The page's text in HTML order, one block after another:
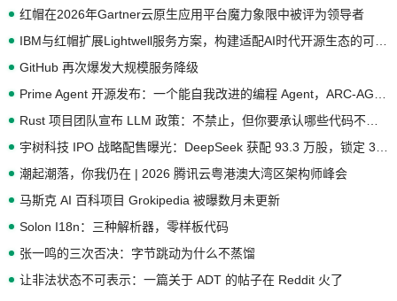
红帽在2026年Gartner云原生应用平台魔力象限中被评为领导者
GitHub 再次爆发大规模服务降级
潮起潮落，你我仍在 | 2026 腾讯云粤港澳大湾区架构师峰会
马斯克 AI 百科项目 Grokipedia 被曝数月未更新
Solon I18n：三种解析器，零样板代码
张一鸣的三次否决：字节跳动为什么不蒸馏
让非法状态不可表示：一篇关于 ADT 的帖子在 Reddit 火了